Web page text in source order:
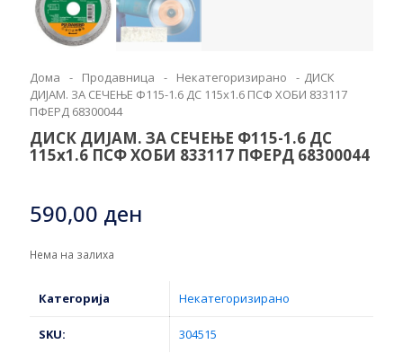
Дома - Продавница - Некатегоризирано - ДИСК
ДИЈАМ. ЗА СЕЧЕЊЕ Ф115-1.6 ДС 115х1.6 ПСФ ХОБИ 833117
ПФЕРД 68300044
ДИСК ДИЈАМ. ЗА СЕЧЕЊЕ Ф115-1.6 ДС
115х1.6 ПСФ ХОБИ 833117 ПФЕРД 68300044
590,00 ден
Нема на залиха
Категорија Некатегоризирано
SKU: 304515